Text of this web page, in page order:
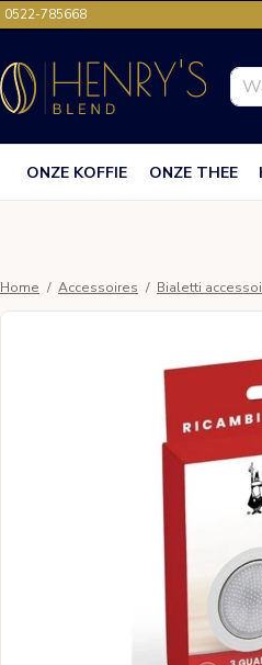
0522-785668
ONZE KOFFIE ONZE THEE
Home Accessoires Bialetti